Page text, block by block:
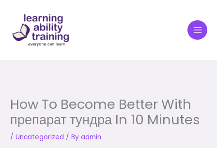
content
How To Become Better With
препарат тундра In 10 Minutes
/Uncategorized / Byadmin